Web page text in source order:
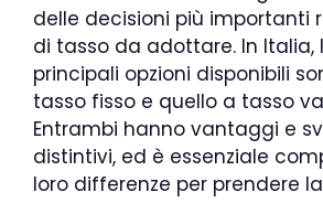
delle decisioni più importanti
di tasso da adottare. In Italia,
principali opzioni disponibili
tasso fisso e quello a tasso
Entrambi hanno vantaggi e
distintivi, ed è essenziale
loro differenze per prendere